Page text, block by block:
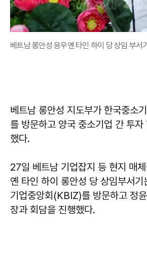
베트남 롱안성 응우옌 타인 하이 당 상임 부
베트남 롱안성 지도부가 한국중소
를 방문하고 양국 중소기업 간 투자
했다.
27일 베트남 기업잡지 등 현지 매
옌 타인 하이 롱안성 당 상임부서
기업중앙회(KBIZ)를 방문하고 정
장과 회담을 진행했다.